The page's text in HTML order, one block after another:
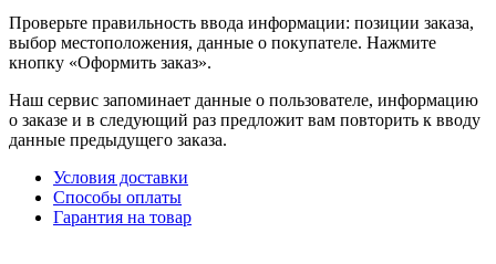
Проверьте правильность ввода информации: позиции заказа,
выбор местоположения, данные о покупателе. Нажмите
кнопку «Оформить заказ».
Наш сервис запоминает данные о пользователе, информацию
о заказе и в следующий раз предложит вам повторить к вводу
данные предыдущего заказа.
Условия доставки
Способы оплаты
Гарантия на товар